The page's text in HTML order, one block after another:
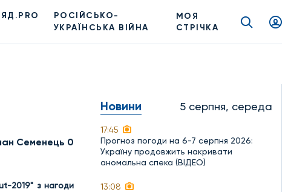
РОСІЙСЬКО-
УКРАЇНСЬКА ВІЙНА
МОЯ
СТРІЧКА
Семенець 0
2019" з нагоди
Новини 5 серпня, середа
17:45
Прогноз погоди на 6-7 серпня 2026:
Україну продовжить накривати
аномальна спека (ВІДЕО)
13:08